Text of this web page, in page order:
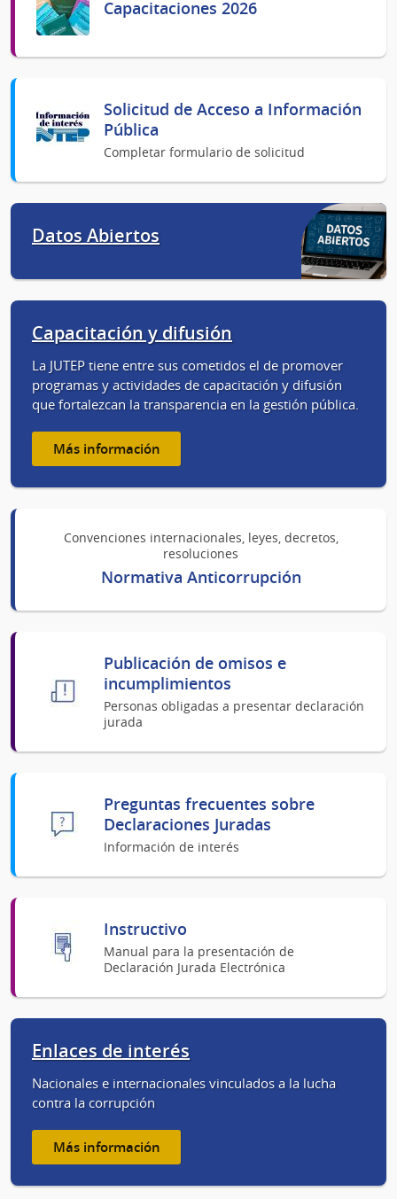
Capacitaciones 2026
Solicitud de Acceso a Información
Pública
Completar formulario de solicitud
Datos Abiertos
Capacitación y difusión
La JUTEP tiene entre sus cometidos el de promover
programas y actividades de capacitación y difusión
que fortalezcan la transparencia en la gestión pública.
Más información
Normativa Anticorrupción
Convenciones internacionales, leyes, decretos,
resoluciones
Publicación de omisos e
incumplimientos
Personas obligadas a presentar declaración
jurada
Preguntas frecuentes sobre
Declaraciones Juradas
Información de interés
Instructivo
Manual para la presentación de
Declaración Jurada Electrónica
Enlaces de interés
Nacionales e internacionales vinculados a la lucha
contra la corrupción
Más información